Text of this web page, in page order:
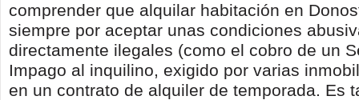
comprender que alquilar habitación en
siempre por aceptar unas condiciones
directamente ilegales (como el cobro de un
Impago al inquilino, exigido por varias
en un contrato de alquiler de temporada. Es